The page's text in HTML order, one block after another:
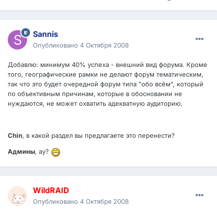
Sannis
Опубликовано 4 Октября 2008
Добавлю: минимум 40% успеха - внешний вид форума. Кроме
того, географические рамки не делают форум тематическим,
так что это будет очередной форум типа "обо всём", который
по объективным причинам, которые в обосновании не
нуждаются, не может охватить адекватную аудиторию.
Chin, в какой раздел вы предлагаете это перенести?
Админы, ау?
WildRAID
Опубликовано 4 Октября 2008